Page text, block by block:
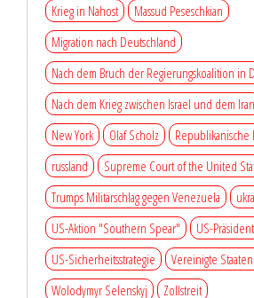
Krieg in Nahost
Massud Peseschkian
Migration nach Deutschland
Nach dem Bruch der Regierungskoalition in
Nach dem Krieg zwischen Israel und dem Iran
New York
Olaf Scholz
Republikanische
russland
Supreme Court of the United
Trumps Militärschlag gegen Venezuela
US-Aktion "Southern Spear"
US-
US-Sicherheitsstrategie
Vereinigte
Wolodymyr Selenskyj
Zollstreit